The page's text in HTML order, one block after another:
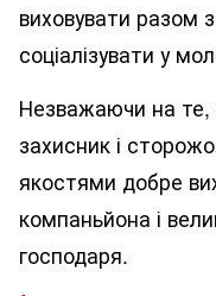
виховувати разом
соціалізувати у
Незважаючи на те,
захисник і
якостями добре
компаньйона і
господаря.